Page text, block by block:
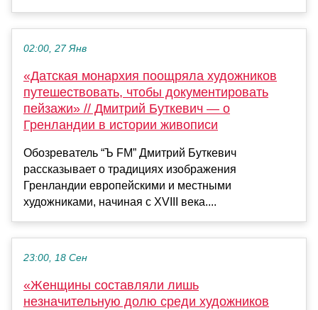
02:00, 27 Янв
«Датская монархия поощряла художников
путешествовать, чтобы документировать
пейзажи» // Дмитрий Буткевич — о
Гренландии в истории живописи
Обозреватель “Ъ FM” Дмитрий Буткевич
рассказывает о традициях изображения
Гренландии европейскими и местными
художниками, начиная с XVIII века....
23:00, 18 Сен
«Женщины составляли лишь
незначительную долю среди художников